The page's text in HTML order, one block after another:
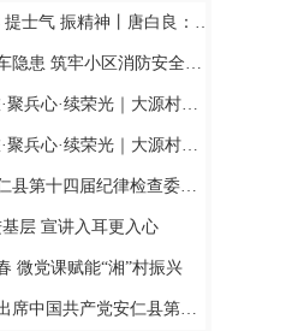
丨唐白良：三十载丹心映党徽 一腔热血暖万家
患 筑牢小区消防安全防线
·续荣光｜大源村退役军人共话初心
·续荣光｜大源村退役军人共话初心
届纪律检查委员会召开第一次全体会议
层 宣讲入耳更入心
微党课赋能“湘”村振兴
安仁县第十四次代表大会的党代表们陆续报到